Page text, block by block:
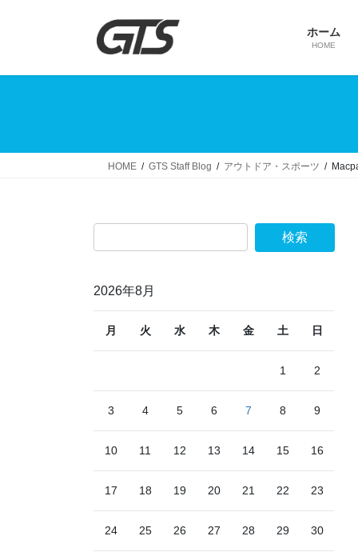
ホーム
HOME
HOME GTS Staff Blog アウトドア・スポーツ
2026年8月
月 火 水 木 金 土 日
1 2
3 4 5 6 7 8 9
10 11 12 13 14 15 16
17 18 19 20 21 22 23
24 25 26 27 28 29 30